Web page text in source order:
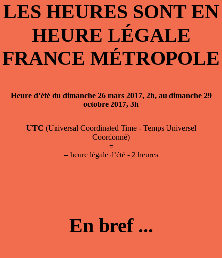
LES HEURES SONT EN
HEURE LÉGALE
FRANCE MÉTROPOLE
Heure d’été du dimanche 26 mars 2017, 2h, au dimanche 29
octobre 2017, 3h
UTC (Universal Coordinated Time - Temps Universel
Coordonné)
=
–heure légale d’été - 2 heures
En bref ...